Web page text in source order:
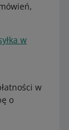
w
w
o